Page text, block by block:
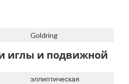
Goldring
иглы и подвижной
эллиптическая